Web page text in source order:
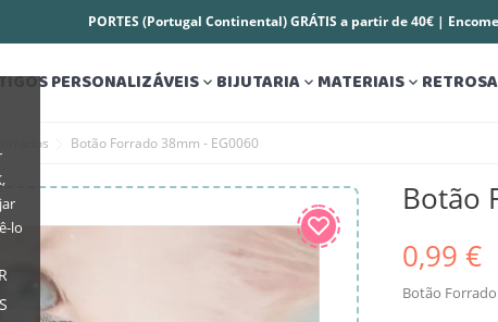
lo
PORTES (Portugal Continental) GRÁTIS a partir de 40€ |
PERSONALIZÁVEIS BIJUTARIA MATERIAIS
Botão Forrado 38mm - EG0060
Botão
0,99 €
Botão